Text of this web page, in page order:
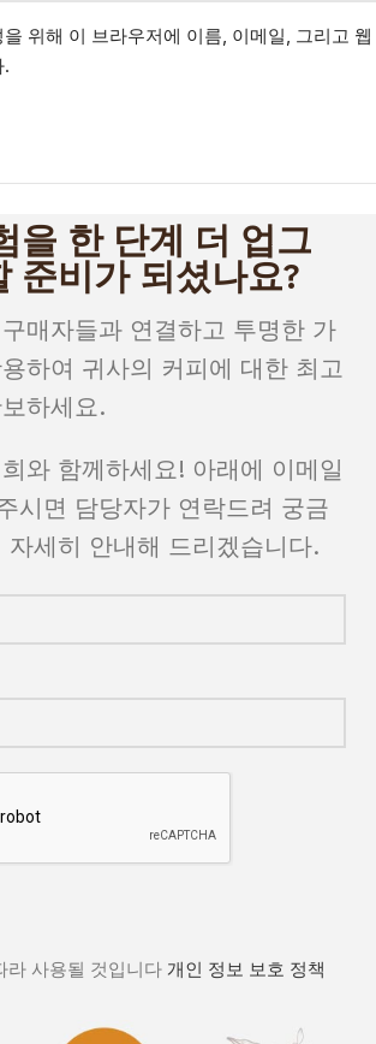
위해 이 브라우저에 이름, 이메일, 그리고 웹
을 한 단계 더 업그
준비가 되셨나요?
매자들과 연결하고 투명한 가
하여 귀사의 커피에 대한 최고
하세요.
와 함께하세요! 아래에 이메일
시면 담당자가 연락드려 궁금
자세히 안내해 드리겠습니다.
라 사용될 것입니다 개인 정보 보호 정책